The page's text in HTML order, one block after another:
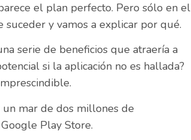
el plan perfecto. Pero sólo en el
suceder y vamos a explicar por qué.
serie de beneficios que atraería a
si la aplicación no es hallada?
un mar de dos millones de
Play Store.